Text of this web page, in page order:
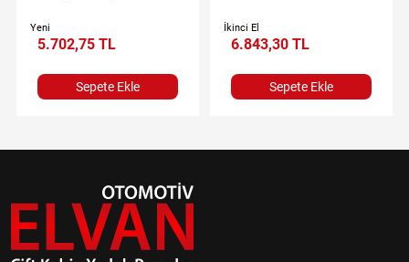
Yeni
5.702,75 TL
Sepete Ekle
İkinci El
6.843,30 TL
Sepete Ekle